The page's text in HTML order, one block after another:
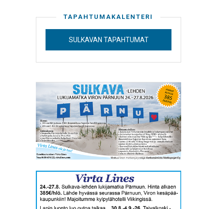
TAPAHTUMAKALENTERI
SULKAVAN TAPAHTUMAT